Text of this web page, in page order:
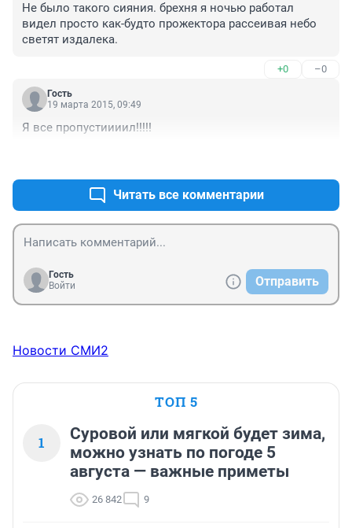
Не было такого сияния. брехня я ночью работал
видел просто как-будто прожектора рассеивая небо
светят издалека.
+0 –0
Гость
19 марта 2015, 09:49
Я все пропустиииил!!!!!
Читать все комментарии
Гость
Войти
Отправить
Новости СМИ2
ТОП 5
1
Суровой или мягкой будет зима,
можно узнать по погоде 5
августа — важные приметы
26 842 9